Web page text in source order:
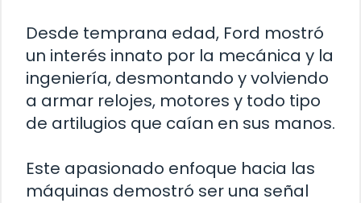
Desde temprana edad, Ford mostró
un interés innato por la mecánica y la
ingeniería, desmontando y volviendo
a armar relojes, motores y todo tipo
de artilugios que caían en sus manos.
Este apasionado enfoque hacia las
máquinas demostró ser una señal